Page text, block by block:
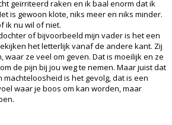
geïrriteerd raken en ik baal enorm dat ik
is gewoon klote, niks meer en niks minder.
ik nu wil of niet.
of bijvoorbeeld mijn vader is het een
het letterlijk vanaf de andere kant. Zij
waar ze veel om geven. Dat is moeilijk en ze
de pijn bij jou weg te nemen. Maar juist dat
machteloosheid is het gevolg, dat is een
waar je boos om kan worden, maar